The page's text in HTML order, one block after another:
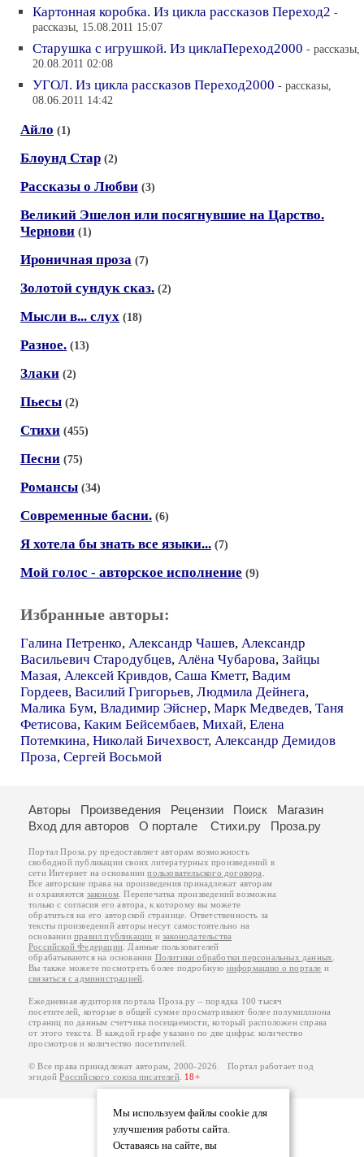
Картонная коробка. Из цикла рассказов Переход2 -
рассказы, 15.08.2011 15:07
Старушка с игрушкой. Из циклаПереход2000 - рассказы,
20.08.2011 02:08
УГОЛ. Из цикла рассказов Переход2000 - рассказы,
08.06.2011 14:42
Айло (1)
Блоунд Стар (2)
Рассказы о Любви (3)
Великий Эшелон или посягнувшие на Царство.
Чернови (1)
Ироничная проза (7)
Золотой сундук сказ. (2)
Мысли в... слух (18)
Разное. (13)
Злаки (2)
Пьесы (2)
Стихи (455)
Песни (75)
Романсы (34)
Современные басни. (6)
Я хотела бы знать все языки... (7)
Мой голос - авторское исполнение (9)
Избранные авторы:
Галина Петренко, Александр Чашев, Александр
Васильевич Стародубцев, Алёна Чубарова, Зайцы
Мазая, Алексей Кривдов, Саша Кметт, Вадим
Гордеев, Василий Григорьев, Людмила Дейнега,
Малика Бум, Владимир Эйснер, Марк Медведев, Таня
Фетисова, Каким Бейсембаев, Михай, Елена
Потемкина, Николай Бичехвост, Александр Демидов
Проза, Сергей Восьмой
Мы используем файлы cookie для
улучшения работы сайта.
Оставаясь на сайте, вы
Авторы Произведения Рецензии Поиск
Магазин
Вход для авторов
О портале Стихи.ру Проза.ру
Портал Проза.ру предоставляет авторам возможность
свободной публикации своих литературных произведений в
сети Интернет на основаниипользовательского договора
Все авторские права на произведения принадлежат авторам
и охраняются законом . Перепечатка произведений возможна
только с согласия его автора, к которому вы можете
обратиться на его авторской странице. Ответственность за
тексты произведений авторы несут самостоятельно на
основанииправил публикации изаконодательства
Российской Федерации . Данные пользователей
обрабатываются на основании Политики обработки персональных данных
Вы также можете посмотреть более подробную информацию о портале и
связаться с администрацией
Ежедневная аудитория портала Проза.ру – порядка 100 тысяч
посетителей, которые в общей сумме просматривают более полумиллиона
страниц по данным счетчика посещаемости, который расположен справа
от этого текста. В каждой графе указано по две цифры: количество
просмотров и количество посетителей.
© Все права принадлежат авторам, 2000-2026. Портал работает под
эгидойРоссийского союза писателей. 18+